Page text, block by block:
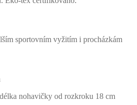
sportovním vyžitím i procházkám
nohavičky od rozkroku 18 cm